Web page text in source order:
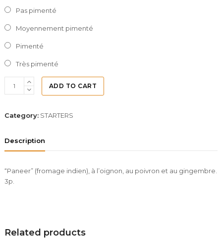
Pas pimenté
Moyennement pimenté
Pimenté
Très pimenté
ADD TO CART
Category: STARTERS
Description
“Paneer” (fromage indien), à l’oignon, au poivron et au gingembre.
3p.
Related products